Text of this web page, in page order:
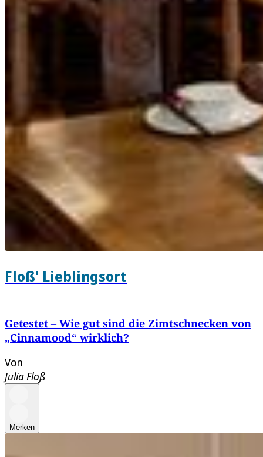
Floß' Lieblingsort
Getestet – Wie gut sind die Zimtschnecken von
„Cinnamood“ wirklich?
Von
Julia Floß
Merken